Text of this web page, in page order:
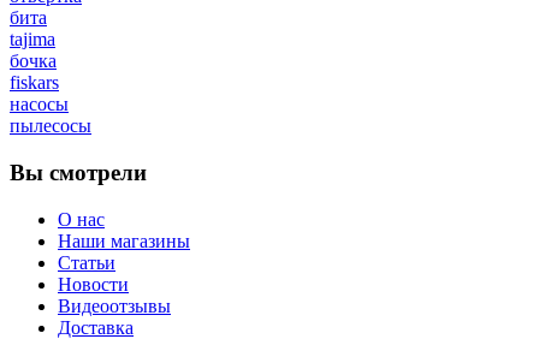
бита
tajima
бочка
fiskars
насосы
пылесосы
Вы смотрели
О нас
Наши магазины
Статьи
Новости
Видеоотзывы
Доставка